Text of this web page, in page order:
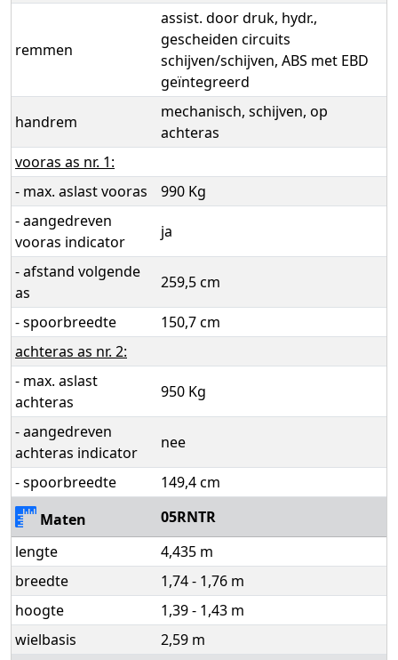
remmen
assist. door druk, hydr.,
gescheiden circuits
schijven/schijven, ABS met EBD
geïntegreerd
handrem
mechanisch, schijven, op
achteras
vooras as nr. 1:
- max. aslast vooras
990 Kg
- aangedreven
vooras indicator
ja
- afstand volgende
as
259,5 cm
- spoorbreedte
150,7 cm
achteras as nr. 2:
- max. aslast
achteras
950 Kg
- aangedreven
achteras indicator
nee
- spoorbreedte
149,4 cm
Maten
05RNTR
lengte
4,435 m
breedte
1,74 - 1,76 m
hoogte
1,39 - 1,43 m
wielbasis
2,59 m